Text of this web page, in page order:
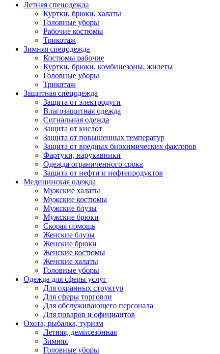
Летняя спецодежда
Куртки, брюки, халаты
Головные уборы
Рабочие костюмы
Трикотаж
Зимняя спецодежда
Костюмы рабочие
Куртки, брюки, комбинезоны, жилеты
Головные уборы
Трикотаж
Защитная спецодежда
Защита от электродуги
Влагозащитная одежда
Сигнальная одежда
Защита от кислот
Защита от повышенных температур
Защита от вредных биохимических факторов
Фартуки, нарукавники
Одежда ограниченного срока
Защита от нефти и нефтепродуктов
Медицинская одежда
Мужские халаты
Мужские костюмы
Мужские блузы
Мужские брюки
Скорая помощь
Женские блузы
Женские брюки
Женские костюмы
Женские халаты
Головные уборы
Одежда для сферы услуг
Для охранных структур
Для сферы торговли
Для обслуживающего персонала
Для поваров и официантов
Охота, рыбалка, туризм
Летняя, демисезонная
Зимняя
Головные уборы